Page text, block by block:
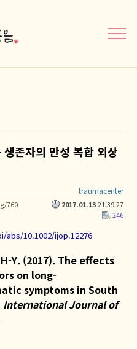
기
존자의 만성 복합 외상
traumacenter
760 2017.01.1321:39:27
246
10.1002/ijop.12276
Y. (2017). The effects
on long-
symptoms in South
International Journal of